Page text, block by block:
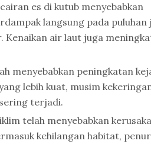
es di kutub menyebabkan
langsung pada puluhan
air laut juga
menyebabkan peningkatan
lebih kuat, musim
terjadi.
telah menyebabkan
kehilangan habitat,